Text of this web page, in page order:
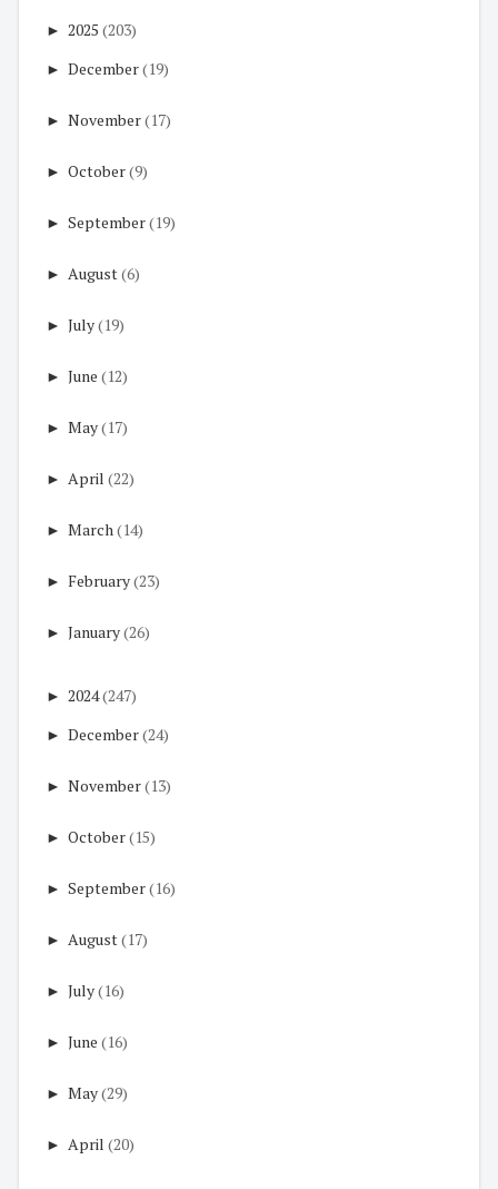
► 2025 (203)
► December(19)
► November(17)
► October(9)
► September(19)
► August(6)
► July(19)
► June (12)
► May(17)
► April (22)
► March(14)
► February(23)
► January(26)
► 2024(247)
► December(24)
► November(13)
► October(15)
► September(16)
► August(17)
► July(16)
► June (16)
► May(29)
► April (20)